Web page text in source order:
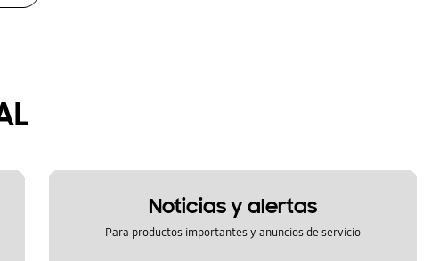
Noticias y alertas
Para productos importantes y anuncios de servicio